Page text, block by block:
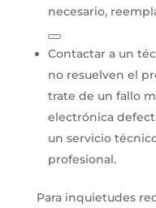
necesario,
Contactar a un
no resuelven el
trate de un fallo
electrónica
un servicio
profesional.
Para inquietudes